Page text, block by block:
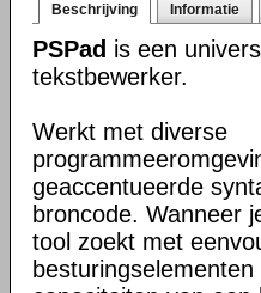
Beschrijving Informatie
PSPad is een
tekstbewerker.
Werkt met diverse
geaccentueerde
broncode. Wanneer
tool zoekt met